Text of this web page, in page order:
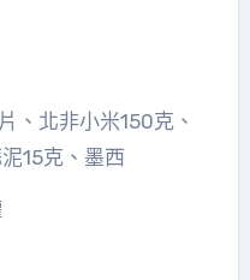
、北非小米150克、
15克、墨西